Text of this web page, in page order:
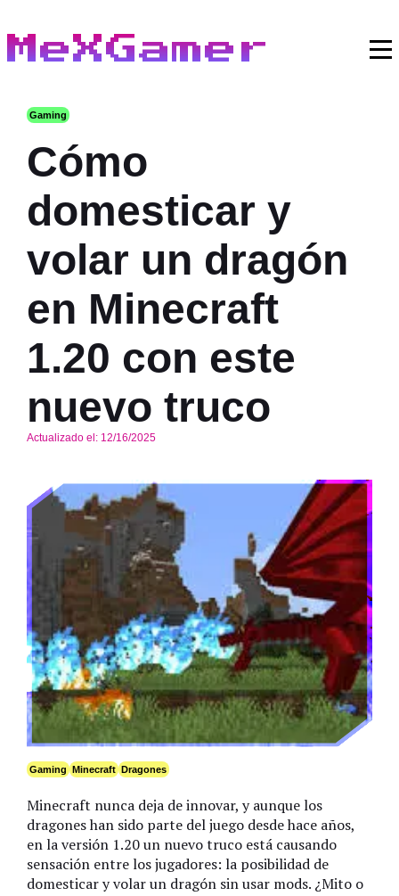
MeXGamer
Gaming
Cómo
domesticar y
volar un dragón
en Minecraft
1.20 con este
nuevo truco
Actualizado el: 12/16/2025
Gaming Minecraft Dragones
Minecraft nunca deja de innovar, y aunque los
dragones han sido parte del juego desde hace años,
en la versión 1.20 un nuevo truco está causando
sensación entre los jugadores: la posibilidad de
domesticar y volar un dragón sin usar mods. ¿Mito o